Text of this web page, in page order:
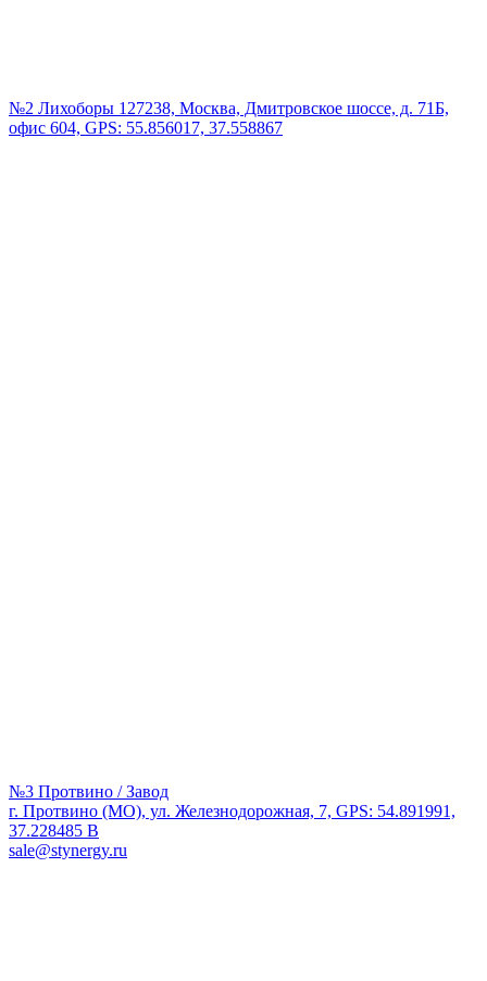
№2 Лихоборы 127238, Москва, Дмитровское шоссе, д. 71Б,
офис 604, GPS: 55.856017, 37.558867
№3 Протвино / Завод
г. Протвино (МО), ул. Железнодорожная, 7, GPS: 54.891991,
37.228485 В
sale@stynergy.ru